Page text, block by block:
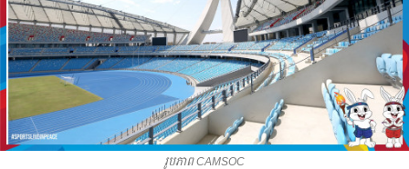
រូបភាព CAMSOC